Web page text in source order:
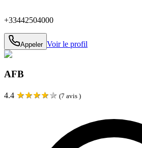
+33442504000
Appeler Voir le profil
AFB
4.4 ★★★★★ (7 avis )